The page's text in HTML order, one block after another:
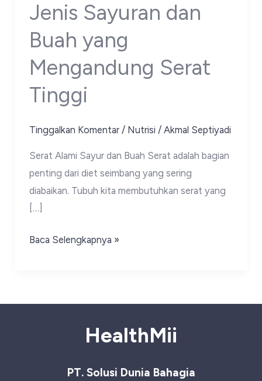
Jenis Sayuran dan
Buah yang
Mengandung Serat
Tinggi
Tinggalkan Komentar / Nutrisi / Akmal Septiyadi
Serat Alami Sayur dan Buah Serat adalah bagian
penting dari diet seimbang yang sering
diabaikan. Tubuh kita membutuhkan serat yang
[…]
Jenis
Baca Selengkapnya »
HealthMii
PT. Solusi Dunia Bahagia